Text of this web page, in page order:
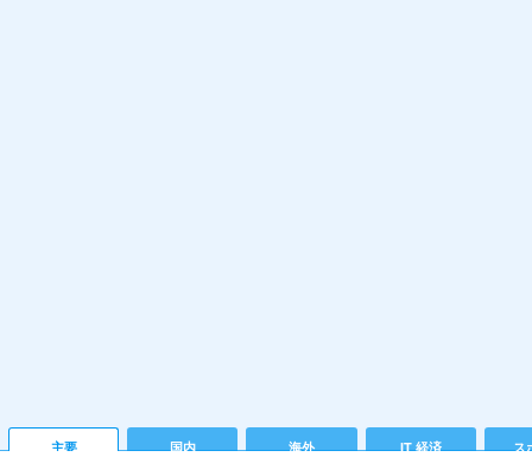
主要 国内 海外 IT 経済 ス